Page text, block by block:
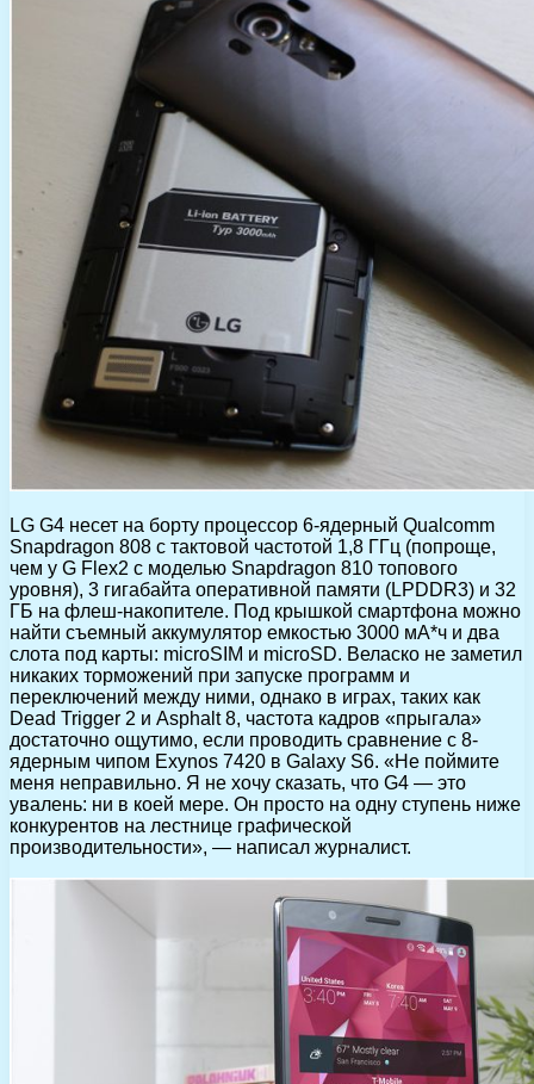
LG G4 несет на борту процессор 6-ядерный Qualcomm
Snapdragon 808 с тактовой частотой 1,8 ГГц (попроще,
чем у G Flex2 с моделью Snapdragon 810 топового
уровня), 3 гигабайта оперативной памяти (LPDDR3) и 32
ГБ на флеш-накопителе. Под крышкой смартфона можно
найти съемный аккумулятор емкостью 3000 мА*ч и два
слота под карты: microSIM и microSD. Веласко не заметил
никаких торможений при запуске программ и
переключений между ними, однако в играх, таких как
Dead Trigger 2 и Asphalt 8, частота кадров «прыгала»
достаточно ощутимо, если проводить сравнение с 8-
ядерным чипом Exynos 7420 в Galaxy S6. «Не поймите
меня неправильно. Я не хочу сказать, что G4 — это
увалень: ни в коей мере. Он просто на одну ступень ниже
конкурентов на лестнице графической
производительности», — написал журналист.